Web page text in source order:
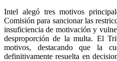
Intel alegó tres motivos
Comisión para sancionar las
insuficiencia de motivación y
desproporción de la multa. El
motivos, destacando que la
definitivamente resuelta en